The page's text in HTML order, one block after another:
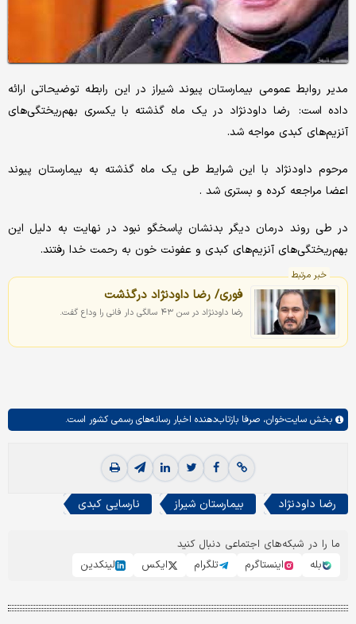
مدیر روابط عمومی بیمارستان پیوند شیراز در این رابطه توضیحاتی ارائه
داده است: رضا داودنژاد در یک ماه گذشته با یکسری بهم‌ریختگی‌های
آنزیم‌های کبدی مواجه شد.
مرحوم داودنژاد با این شرایط طی یک ماه گذشته به بیمارستان پیوند
اعضا مراجعه کرده و بستری شد .
در طی روند درمان دیگر بدنشان پاسخگو نبود در نهایت به دلیل این
بهم‌ریختگی‌های آنزیم‌های کبدی و عفونت خون به رحمت خدا رفتند.
خبر مرتبط
فوری/ رضا داودنژاد درگذشت
رضا داودنژاد در سن ۴۳ سالگی دار فانی را وداع گفت.
بخش سایت‌خوان، صرفا بازتاب‌دهنده اخبار رسانه‌های رسمی کشور است.
رضا داودنژاد بیمارستان شیراز نارسایی کبدی
ما را در شبکه‌های اجتماعی دنبال کنید
بله
اینستاگرم تلگرام ایکس لینکدین